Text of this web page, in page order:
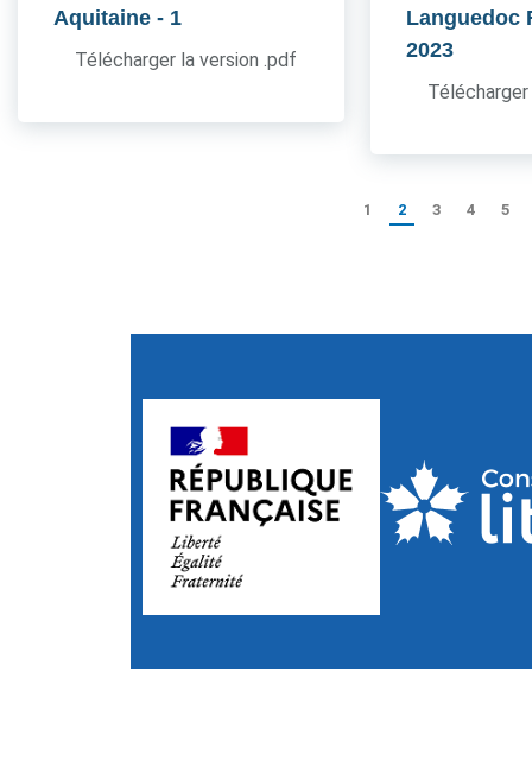
Aquitaine - 1
Télécharger la version .pdf
Languedoc
2023
1 2 3 4 5